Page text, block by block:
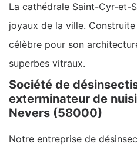
La cathédrale Saint-Cyr-et-
joyaux de la ville.
célèbre pour son
superbes vitraux.
Société de
exterminateur de
Nevers (58000)
Notre entreprise de